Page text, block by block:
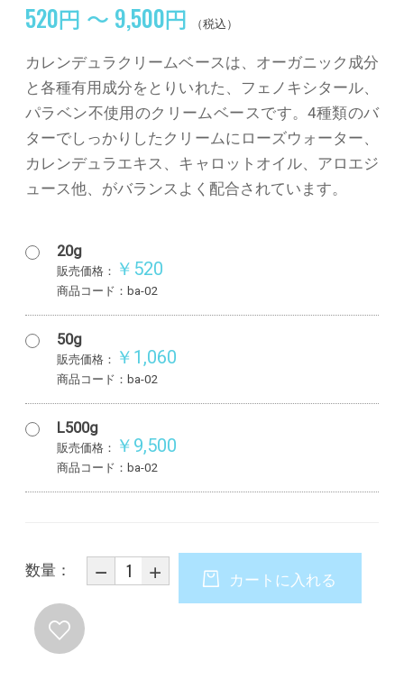
520円 ～ 9,500円 （税込）
カレンデュラクリームベースは、オーガニック成分
と各種有用成分をとりいれた、フェノキシタール、
パラベン不使用のクリームベースです。4種類のバ
ターでしっかりしたクリームにローズウォーター、
カレンデュラエキス、キャロットオイル、アロエジ
ュース他、がバランスよく配合されています。
20g
販売価格： ￥520
商品コード：ba-02
50g
販売価格： ￥1,060
商品コード：ba-02
L500g
販売価格： ￥9,500
商品コード：ba-02
数量：
カートに入れる